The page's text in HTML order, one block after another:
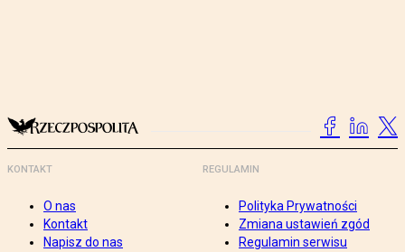
KONTAKT
O nas
Kontakt
Napisz do nas
REGULAMIN
Polityka Prywatności
Zmiana ustawień zgód
Regulamin serwisu